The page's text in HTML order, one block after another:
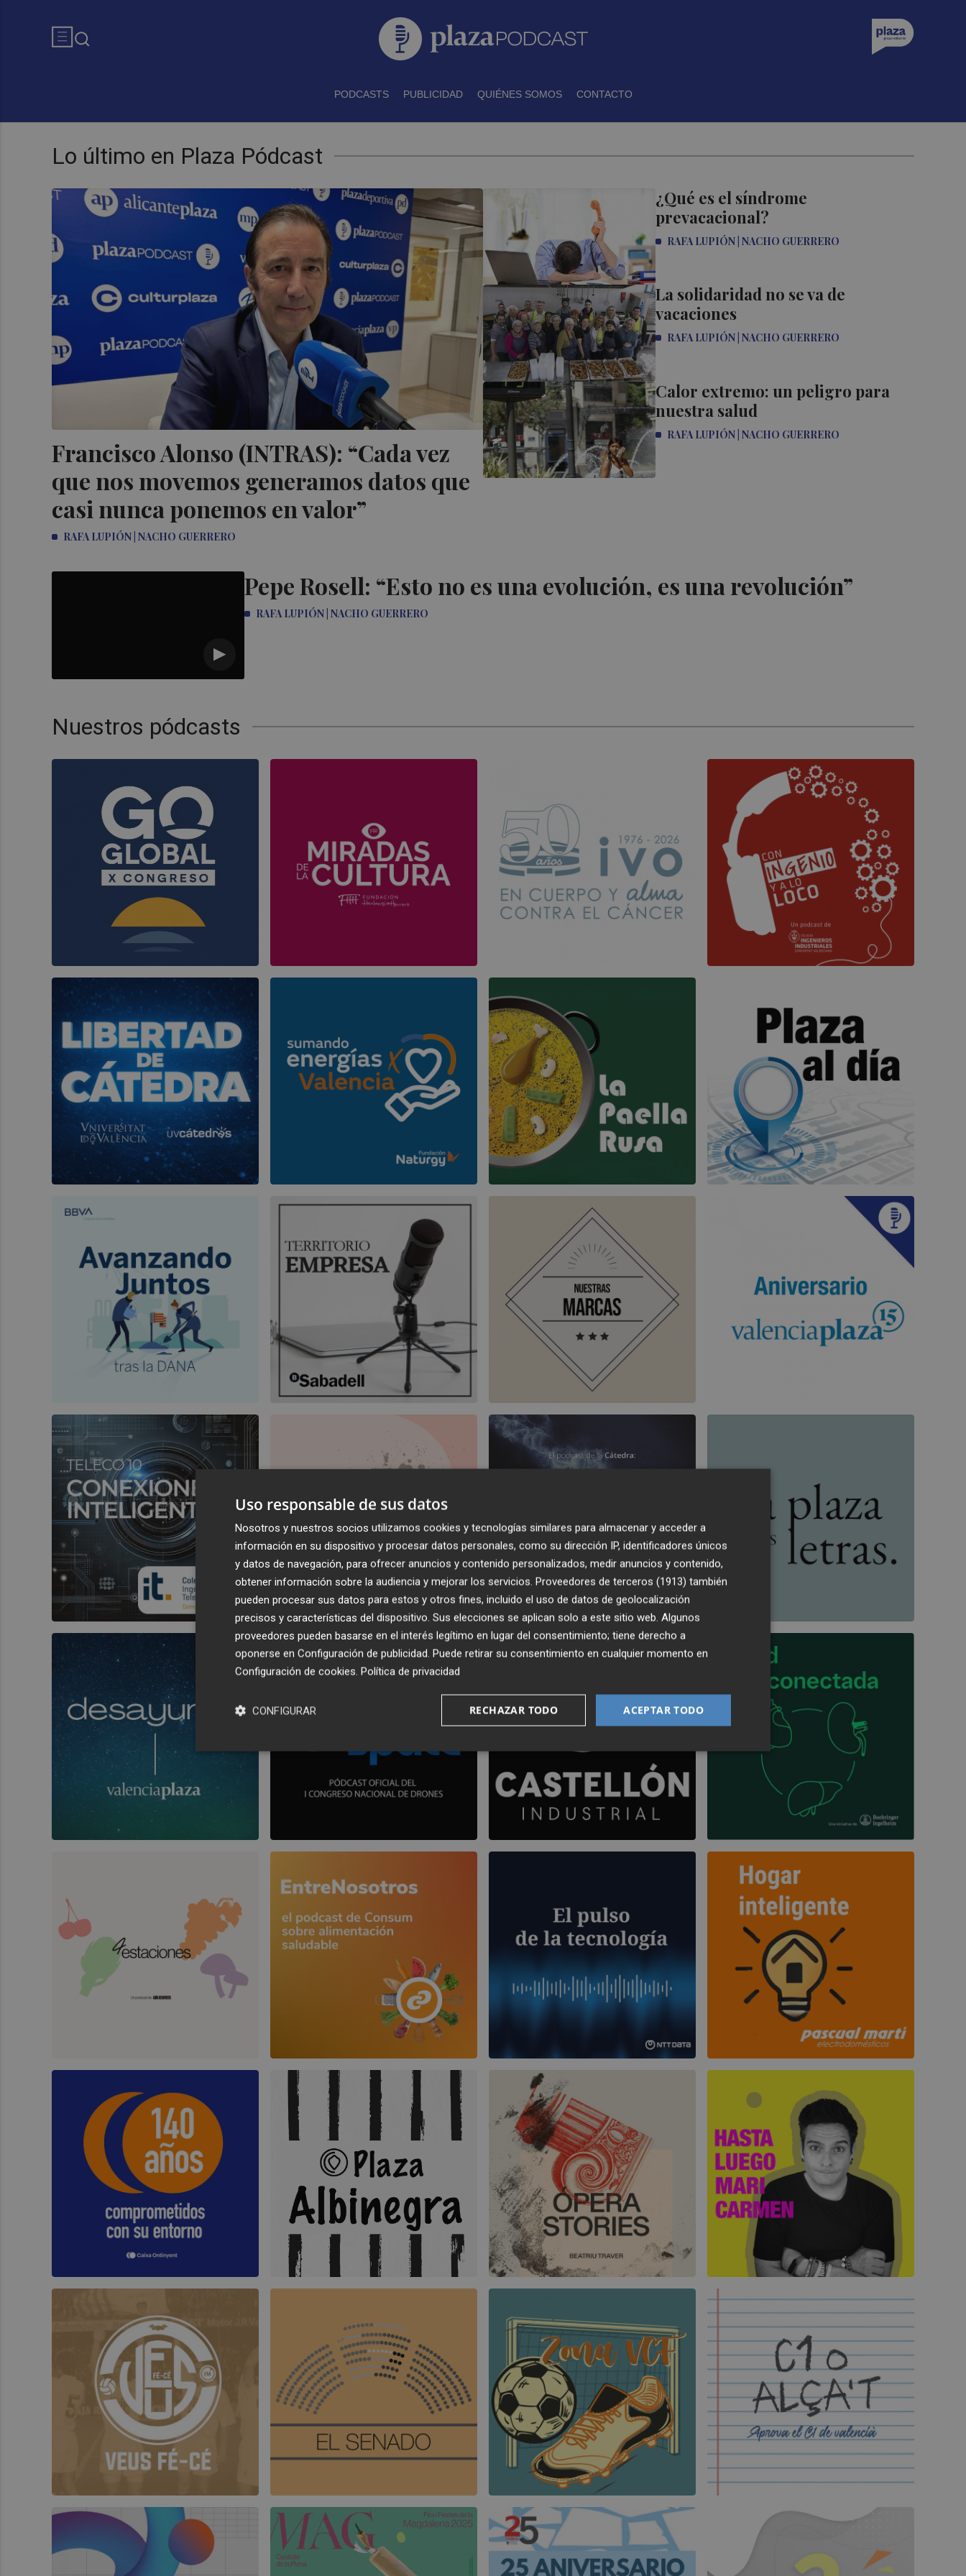
PODCASTS PUBLICIDAD QUIÉNES SOMOS CONTACTO
Lo último en Plaza Pódcast
Francisco Alonso (INTRAS): “Cada vez
que nos movemos generamos datos que
casi nunca ponemos en valor”
RAFA LUPIÓN | NACHO GUERRERO
¿Qué es el síndrome
prevacacional?
RAFA LUPIÓN | NACHO GUERRERO
La solidaridad no se va de
vacaciones
RAFA LUPIÓN | NACHO GUERRERO
Calor extremo: un peligro para
nuestra salud
RAFA LUPIÓN | NACHO GUERRERO
Pepe Rosell: “Esto no es una evolución, es una revolución”
RAFA LUPIÓN | NACHO GUERRERO
Nuestros pódcasts
Uso responsable de sus datos
Nosotros y nuestros socios utilizamos cookies y tecnologías similares para almacenar y acceder a
información en su dispositivo y procesar datos personales, como su dirección IP, identificadores únicos
y datos de navegación, para ofrecer anuncios y contenido personalizados, medir anuncios y contenido,
obtener información sobre la audiencia y mejorar los servicios. Proveedores de terceros (1913) también
pueden procesar sus datos para estos y otros fines, incluido el uso de datos de geolocalización
precisos y características del dispositivo. Sus elecciones se aplican solo a este sitio web. Algunos
proveedores pueden basarse en el interés legítimo en lugar del consentimiento; tiene derecho a
oponerse en Configuración de publicidad. Puede retirar su consentimiento en cualquier momento en
Configuración de cookies. Política de privacidad
ACEPTAR TODO
RECHAZAR TODO
CONFIGURAR